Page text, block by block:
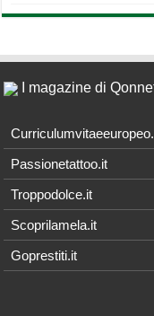
I magazine di
Passionetattoo.it
Troppodolce.it
Scoprilamela.it
Goprestiti.it